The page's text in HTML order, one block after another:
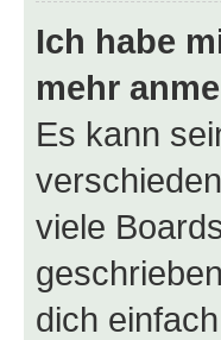
Ich habe
mehr
Es kann
viele
dich